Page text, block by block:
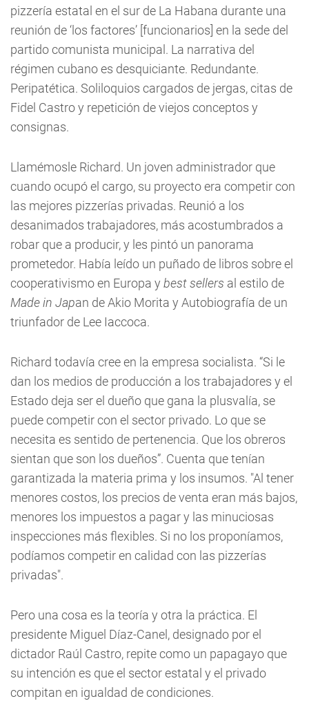
pizzería estatal en el sur de La Habana durante una
reunión de ‘los factores’ [funcionarios] en la sede del
partido comunista municipal. La narrativa del
régimen cubano es desquiciante. Redundante.
Peripatética. Soliloquios cargados de jergas, citas de
Fidel Castro y repetición de viejos conceptos y
consignas.
Llamémosle Richard. Un joven administrador que
cuando ocupó el cargo, su proyecto era competir con
las mejores pizzerías privadas. Reunió a los
desanimados trabajadores, más acostumbrados a
robar que a producir, y les pintó un panorama
prometedor. Había leído un puñado de libros sobre el
cooperativismo en Europa y best sellers al estilo de
Made in Japan de Akio Morita y Autobiografía de un
triunfador de Lee Iaccoca.
Richard todavía cree en la empresa socialista. “Si le
dan los medios de producción a los trabajadores y el
Estado deja ser el dueño que gana la plusvalía, se
puede competir con el sector privado. Lo que se
necesita es sentido de pertenencia. Que los obreros
sientan que son los dueños”. Cuenta que tenían
garantizada la materia prima y los insumos. "Al tener
menores costos, los precios de venta eran más bajos,
menores los impuestos a pagar y las minuciosas
inspecciones más flexibles. Si no los proponíamos,
podíamos competir en calidad con las pizzerías
privadas".
Pero una cosa es la teoría y otra la práctica. El
presidente Miguel Díaz-Canel, designado por el
dictador Raúl Castro, repite como un papagayo que
su intención es que el sector estatal y el privado
compitan en igualdad de condiciones.